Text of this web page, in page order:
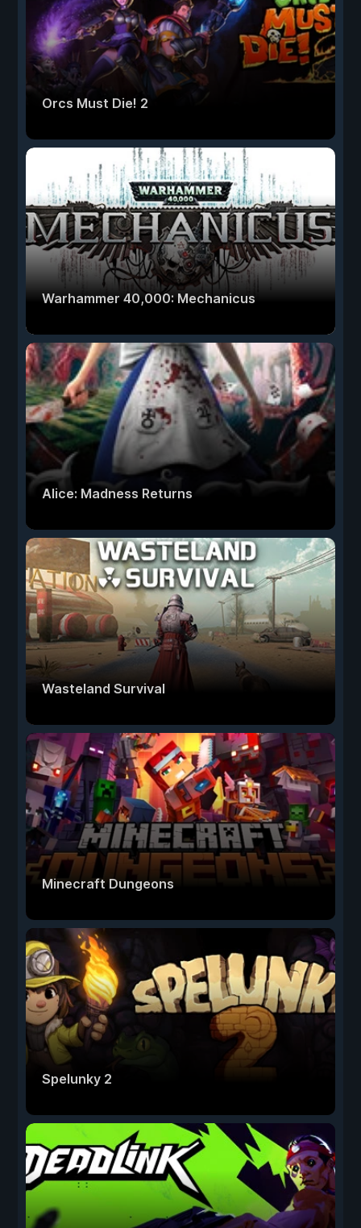
Orcs Must Die! 2
Warhammer 40,000: Mechanicus
Alice: Madness Returns
Wasteland Survival
Minecraft Dungeons
Spelunky 2